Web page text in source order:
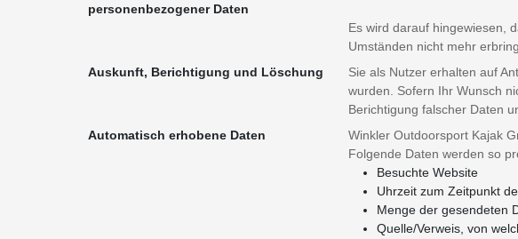
personenbezogener Daten
Es wird darauf hingewiesen,
Umständen nicht mehr
Auskunft, Berichtigung und Löschung
Sie als Nutzer erhalten auf
wurden. Sofern Ihr Wunsch
Berichtigung falscher Daten
Automatisch erhobene Daten
Winkler Outdoorsport Kajak
Folgende Daten werden so
Besuchte Website
Uhrzeit zum Zeitpunkt
Menge der gesendeten
Quelle/Verweis, von